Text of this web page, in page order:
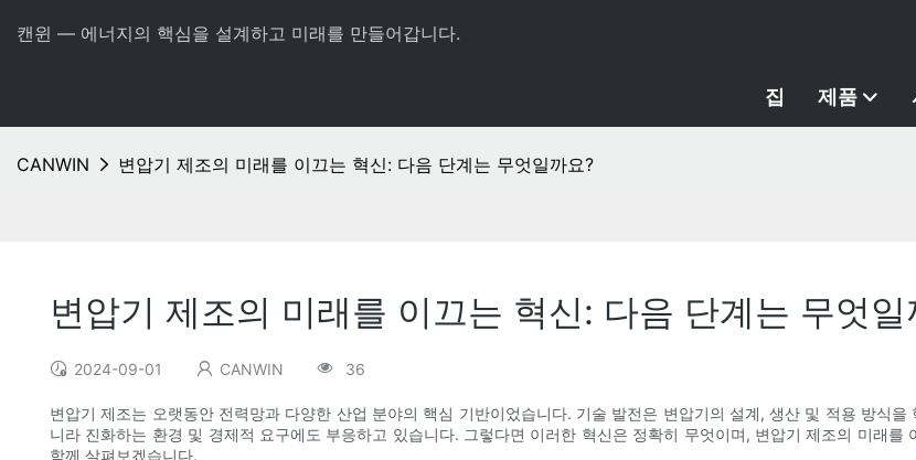
캔윈 — 에너지의 핵심을 설계하고 미래를 만들어갑니다.
집 제품
CANWIN 변압기 제조의 미래를 이끄는 혁신: 다음 단계는 무엇일까요?
변압기 제조의 미래를 이끄는 혁신: 다음 단계는 무엇일
2024-09-01 CANWIN 36
변압기 제조는 오랫동안 전력망과 다양한 산업 분야의 핵심 기반이었습니다. 기술 발전은 변압기의 설계, 생산 및 적용 방식
니라 진화하는 환경 및 경제적 요구에도 부응하고 있습니다. 그렇다면 이러한 혁신은 정확히 무엇이며, 변압기 제조의 미래
함께 살펴보겠습니다.